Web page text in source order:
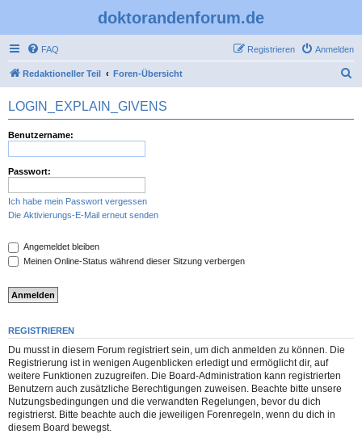
doktorandenforum.de
FAQ Anmelden
Registrieren
Redaktioneller Teil Foren-Übersicht
LOGIN_EXPLAIN_GIVENS
Benutzername:
Passwort:
Ich habe mein Passwort vergessen
Die Aktivierungs-E-Mail erneut senden
Angemeldet bleiben
Meinen Online-Status während dieser Sitzung verbergen
REGISTRIEREN
Du musst in diesem Forum registriert sein, um dich anmelden zu können. Die
Registrierung ist in wenigen Augenblicken erledigt und ermöglicht dir, auf
weitere Funktionen zuzugreifen. Die Board-Administration kann registrierten
Benutzern auch zusätzliche Berechtigungen zuweisen. Beachte bitte unsere
Nutzungsbedingungen und die verwandten Regelungen, bevor du dich
registrierst. Bitte beachte auch die jeweiligen Forenregeln, wenn du dich in
diesem Board bewegst.